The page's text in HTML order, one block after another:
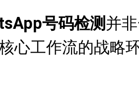
号码检测并
心工作流的战略